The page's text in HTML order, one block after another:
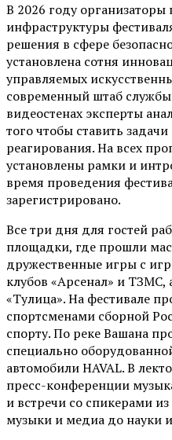
В 2026 году
инфраструктуры
решения в сфере
установлена сотня
управляемых
современный штаб службы
видеостенах эксперты
того чтобы ставить
реагирования. На всех
установлены рамки и
время проведения
зарегистрировано.
Все три дня для гостей
площадки, где прошли
дружественные игры с
клубов «Арсенал» и ТЗМС,
«Тулица». На фестивале
спортсменами сборной
спорту. По реке Вашана
специально
автомобили HAVAL. В
пресс-конференции
и встречи со спикерами
музыки и медиа до науки